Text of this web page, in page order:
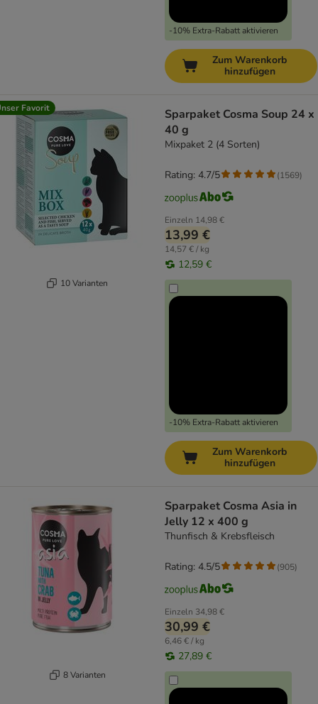
-10% Extra-Rabatt aktivieren
Zum Warenkorb
hinzufügen
Favorit
10 Varianten
Sparpaket Cosma Soup 24 x
40 g
Mixpaket 2 (4 Sorten)
Einzeln 14,98 €
13,99 €
14,57 € / kg
12,59 €
-10% Extra-Rabatt aktivieren
Rating: 4.7/5 (1569)
Zum Warenkorb
hinzufügen
8 Varianten
Sparpaket Cosma Asia in
Jelly 12 x 400 g
Thunfisch & Krebsfleisch
Einzeln 34,98 €
30,99 €
6,46 € / kg
27,89 €
Rating: 4.5/5 (905)